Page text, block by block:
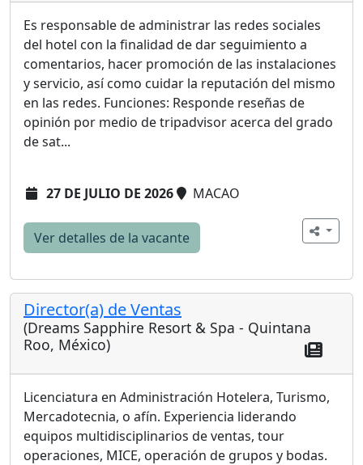
Es responsable de administrar las redes sociales
del hotel con la finalidad de dar seguimiento a
comentarios, hacer promoción de las instalaciones
y servicio, así como cuidar la reputación del mismo
en las redes. Funciones: Responde reseñas de
opinión por medio de tripadvisor acerca del grado
de sat...
27 DE JULIO DE 2026 MACAO
Ver detalles de la vacante
Director(a) de Ventas
(Dreams Sapphire Resort & Spa - Quintana
Roo, México)
Licenciatura en Administración Hotelera, Turismo,
Mercadotecnia, o afín. Experiencia liderando
equipos multidisciplinarios de ventas, tour
operaciones, MICE, operación de grupos y bodas.